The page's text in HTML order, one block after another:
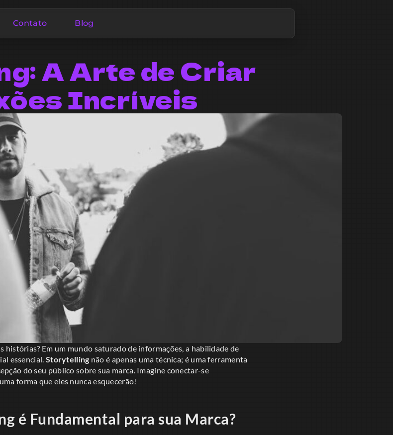
Contato Blog
A Arte de Criar
Incríveis
histórias? Em um mundo saturado de informações, a habilidade de
essencial. Storytelling não é apenas uma técnica; é uma ferramenta
do seu público sobre sua marca. Imagine conectar-se
forma que eles nunca esquecerão!
é Fundamental para sua Marca?